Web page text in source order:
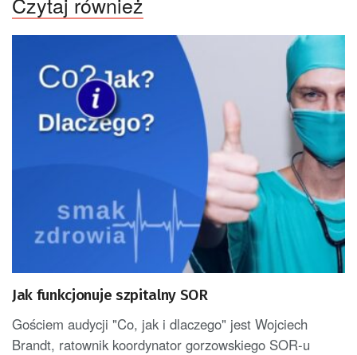
Jak funkcjonuje szpitalny SOR
Gościem audycji "Co, jak i dlaczego" jest Wojciech
Brandt, ratownik koordynator gorzowskiego SOR-u